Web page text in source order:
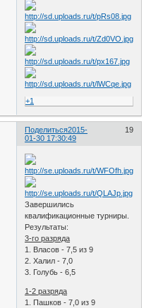
+1
Поделиться 19
2015-
01-30 17:30:49
Завершились
квалификационные турниры.
Результаты:
3-го разряда
1. Власов - 7,5 из 9
2. Халил - 7,0
3. Голубь - 6,5
1-2 разряда
1. Пашков - 7,0 из 9